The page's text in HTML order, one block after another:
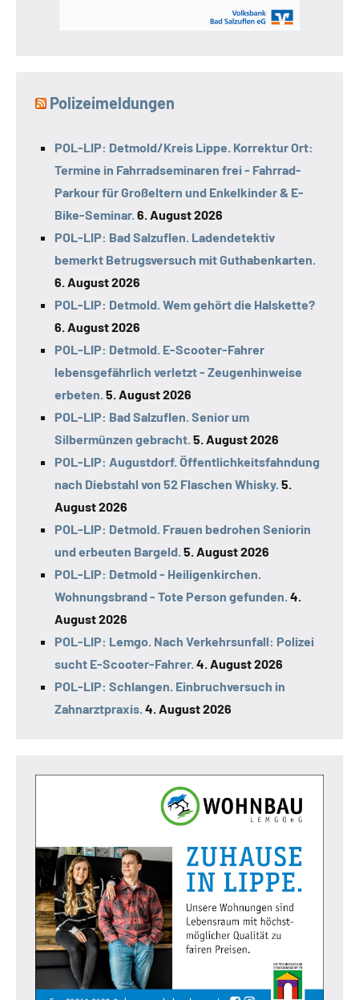
Polizeimeldungen
POL-LIP: Detmold/Kreis Lippe. Korrektur Ort:
Termine in Fahrradseminaren frei - Fahrrad-
Parkour für Großeltern und Enkelkinder & E-
Bike-Seminar. 6. August 2026
POL-LIP: Bad Salzuflen. Ladendetektiv
bemerkt Betrugsversuch mit Guthabenkarten.
6. August 2026
POL-LIP: Detmold. Wem gehört die Halskette?
6. August 2026
POL-LIP: Detmold. E-Scooter-Fahrer
lebensgefährlich verletzt - Zeugenhinweise
erbeten. 5. August 2026
POL-LIP: Bad Salzuflen. Senior um
Silbermünzen gebracht. 5. August 2026
POL-LIP: Augustdorf. Öffentlichkeitsfahndung
nach Diebstahl von 52 Flaschen Whisky. 5.
August 2026
POL-LIP: Detmold. Frauen bedrohen Seniorin
und erbeuten Bargeld. 5. August 2026
POL-LIP: Detmold - Heiligenkirchen.
Wohnungsbrand - Tote Person gefunden. 4.
August 2026
POL-LIP: Lemgo. Nach Verkehrsunfall: Polizei
sucht E-Scooter-Fahrer. 4. August 2026
POL-LIP: Schlangen. Einbruchversuch in
Zahnarztpraxis. 4. August 2026